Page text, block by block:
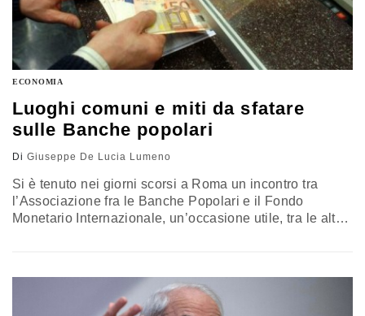
ECONOMIA
Luoghi comuni e miti da sfatare
sulle Banche popolari
Di Giuseppe De Lucia Lumeno
Si è tenuto nei giorni scorsi a Roma un incontro tra
l’Associazione fra le Banche Popolari e il Fondo
Monetario Internazionale, un’occasione utile, tra le altre
essere dannosi per il semplice fatto che allontanano